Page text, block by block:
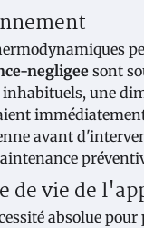
negligee sont
inhabituels, une
avant
de vie de
absolue pour